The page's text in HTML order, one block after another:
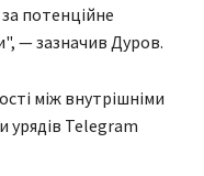
потенційне
— зазначив Дуров.
між внутрішніми
урядів Telegram